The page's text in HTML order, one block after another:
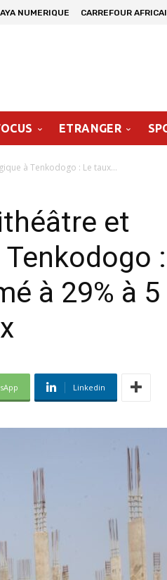
NUMERIQUE CARREFOUR
ETRANGER
à Tenkodogo : Le taux...
et
:
à 29% à 5
Linkedin